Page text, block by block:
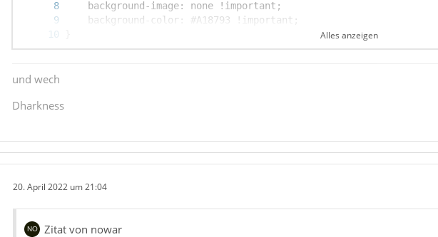
/* Selektierter Tab */
Alles anzeigen
und wech
Dharkness
20. April 2022 um 21:04
Zitat von nowar